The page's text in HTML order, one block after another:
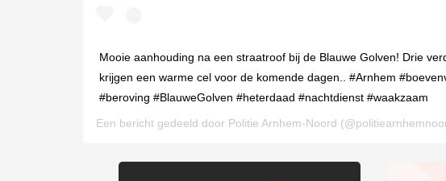
Mooie aanhouding na een straatroof bij de Blauwe Golven! Drie
krijgen een warme cel voor de komende dagen.. #Arnhem
#beroving #BlauweGolven #heterdaad #nachtdienst #waakzaam
Een bericht gedeeld door Politie Arnhem-Noord